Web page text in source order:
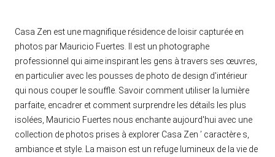
Casa Zen est une magnifique résidence de loisir capturée en
photos par Mauricio Fuertes. Il est un photographe
professionnel qui aime inspirant les gens à travers ses œuvres,
en particulier avec les pousses de photo de design d'intérieur
qui nous couper le souffle. Savoir comment utiliser la lumière
parfaite, encadrer et comment surprendre les détails les plus
isolées, Mauricio Fuertes nous enchante aujourd'hui avec une
collection de photos prises à explorer Casa Zen ’ caractère s,
ambiance et style. La maison est un refuge lumineux de la vie de